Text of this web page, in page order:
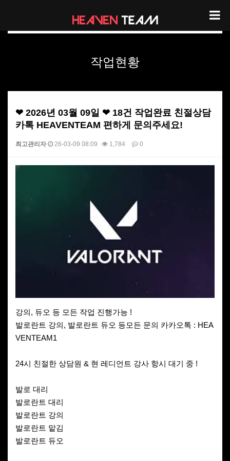
헤븐팀 작업현황
작업현황
❤ 2026년 03월 09일 ❤ 18건 작업완료 친절상담
카톡 HEAVENTEAM 편하게 문의주세요!
최고관리자 26-03-09 08:09 1,784 0
강의, 듀오 등 모든 작업 진행가능 !
발로란트 강의, 발로란트 듀오 등모든 문의 카카오톡 : HEA
VENTEAM1
24시 친절한 상담원 & 현 레디언트 강사 항시 대기 중 !
발로 대리
발로란트 대리
발로란트 강의
발로란트 맡김
발로란트 듀오